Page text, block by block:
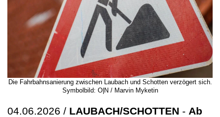
Die Fahrbahnsanierung zwischen Laubach und Schotten verzögert sich.
Symbolbild: O|N / Marvin Myketin
04.06.2026 / LAUBACH/SCHOTTEN - Ab